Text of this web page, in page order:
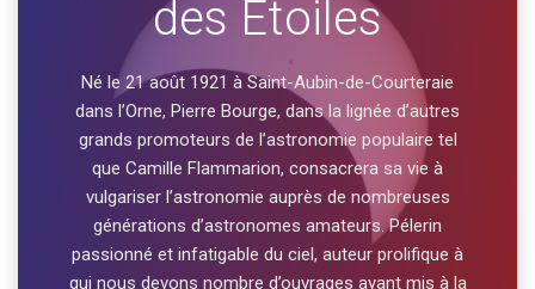
des Etoiles
Né le 21 août 1921 à Saint-Aubin-de-Courteraie
dans l’Orne, Pierre Bourge, dans la lignée d’autres
grands promoteurs de l’astronomie populaire tel
que Camille Flammarion, consacrera sa vie à
vulgariser l’astronomie auprès de nombreuses
générations d’astronomes amateurs. Pélerin
passionné et infatigable du ciel, auteur prolifique à
qui nous devons nombre d’ouvrages ayant mis à la